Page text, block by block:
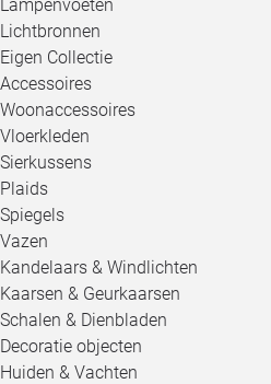
Lampenvoeten
Lichtbronnen
Eigen Collectie
Accessoires
Woonaccessoires
Vloerkleden
Sierkussens
Plaids
Spiegels
Vazen
Kandelaars & Windlichten
Kaarsen & Geurkaarsen
Schalen & Dienbladen
Decoratie objecten
Huiden & Vachten